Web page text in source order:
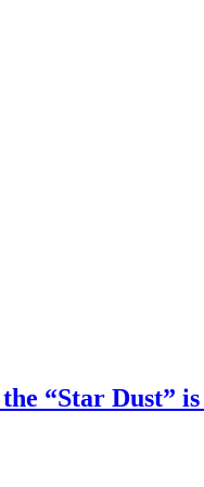
“Star Dust”